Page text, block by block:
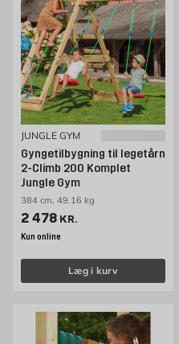
JUNGLE GYM
Gyngetilbygning til legetårn
2-Climb 200 Komplet
Jungle Gym
384 cm, 49.16 kg
Pris 2478 kr. /stk
2 478 KR.
Kun online
Læg i kurv